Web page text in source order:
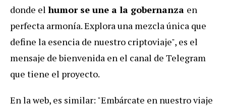
donde el humor se une a la gobernanza en
perfecta armonía. Explora una mezcla única que
define la esencia de nuestro criptoviaje", es el
mensaje de bienvenida en el canal de Telegram
que tiene el proyecto.
En la web, es similar: "Embárcate en nuestro viaje